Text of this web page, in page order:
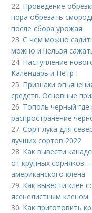
22. Проведение
пора обрезать
после сбора урожая
23.С чем можно
можно и нельзя
24. Наступление
Календарь и Пётр I
25. Признаки
средств. Основные
26. Тополь черный где
распространение
27.Сорт лука для
лучших сортов 2022
28. Как вывести
от крупных сорняков
американского клена
29. Как вывести клен
ясенелистным кленом
30. Как приготовить